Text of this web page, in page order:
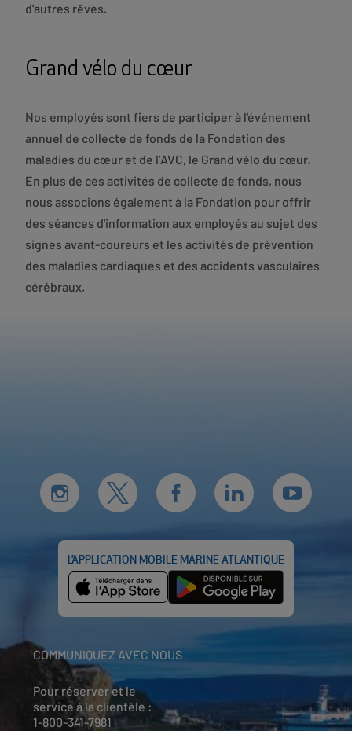
d'autres rêves.
Grand vélo du cœur
Nos employés sont fiers de participer à l'événement
annuel de collecte de fonds de la Fondation des
maladies du cœur et de l’AVC, le Grand vélo du cœur.
En plus de ces activités de collecte de fonds, nous
nous associons également à la Fondation pour offrir
des séances d'information aux employés au sujet des
signes avant-coureurs et les activités de prévention
des maladies cardiaques et des accidents vasculaires
cérébraux.
L’APPLICATION MOBILE MARINE ATLANTIQUE
COMMUNIQUEZ AVEC NOUS
Pour réserver et le
service à la clientèle :
1-800-341-7981